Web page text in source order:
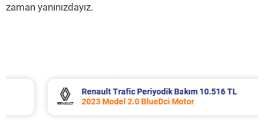
zaman yanınızdayız.
Renault Trafic Periyodik Bakım 10.516 TL
2023 Model 2.0 BlueDci Motor